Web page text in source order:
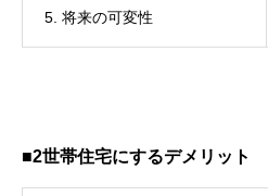
5. 将来の可変性
■2世帯住宅にするデメリット